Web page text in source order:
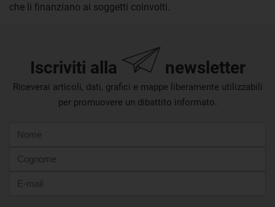
che li finanziano ai soggetti coinvolti.
Iscriviti alla newsletter
Riceverai articoli, dati, grafici e mappe liberamente utilizzabili
per promuovere un dibattito informato.
mail